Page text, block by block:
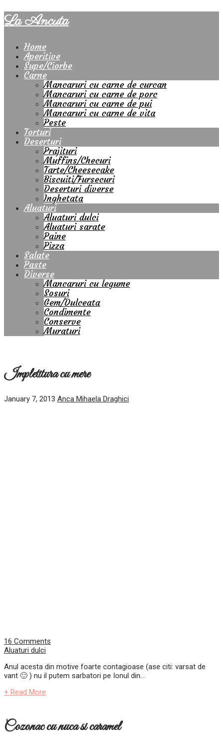
La Ancuta
Home
Aperitive
Supe/Ciorbe
Carne
Mancaruri cu carne de curcan
Mancaruri cu carne de porc
Mancaruri cu carne de pui
Mancaruri cu carne de vita
Peste
Torturi
Deserturi
Prajituri
Muffins/Checuri
Tarte/Cheesecake
Biscuiti/Fursecuri
Deserturi diverse
Inghetata
Aluaturi
Aluaturi dulci
Aluaturi sarate
Paine
Pizza
Salate
Paste
Diverse
Mancaruri cu legume
Sosuri
Gem/Dulceata
Condimente
Conserve
Muraturi
Impletitura cu mere
January 7, 2013 Anca Mihaela Draghici
16 Comments
Aluaturi dulci
Anul acesta din motive foarte contagioase (ase citi: varsat de
vant 🙂 ) nu il putem sarbatori pe Ionul din...
+ Read More
Cozonac cu nuca si caramel